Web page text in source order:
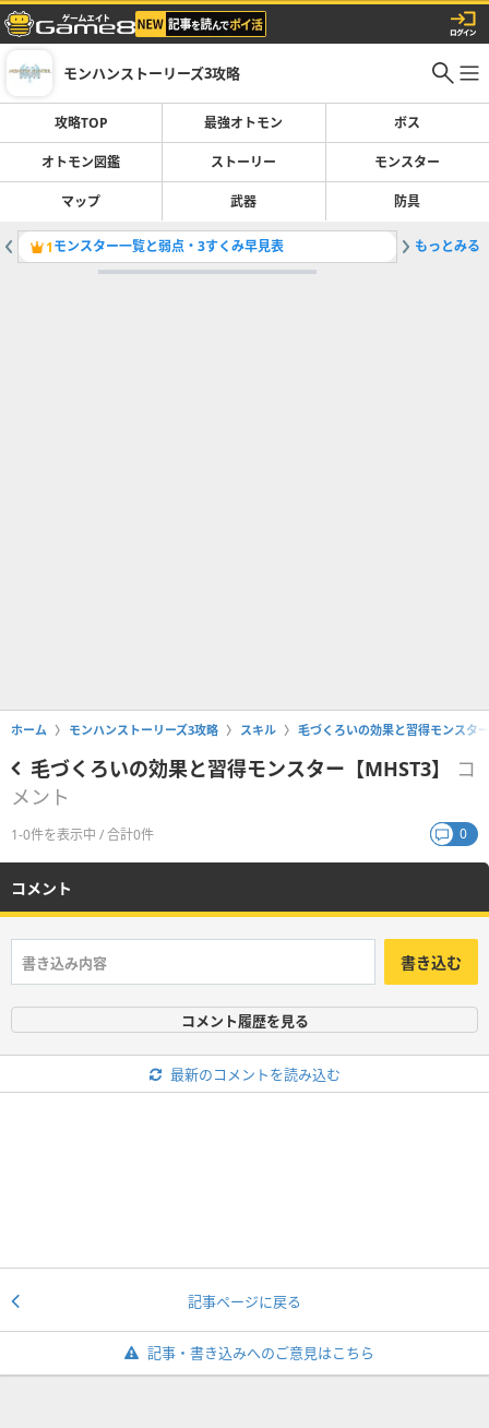
モンハンストーリーズ3攻略
攻略TOP 最強オトモン ボス
オトモン図鑑 ストーリー モンスター
マップ 武器 防具
1モンスター一覧と弱点・3すくみ早見表 2オトモ
もっとみる
ホーム モンハンストーリーズ3攻略 スキル 毛づくろいの効果と習得モンスタ
毛づくろいの効果と習得モンスター【MHST3】
コ
メント
1-0件を表示中 / 合計0件 0
コメント
書き込む
コメント履歴を見る
最新のコメントを読み込む
記事ページに戻る
記事・書き込みへのご意見はこちら